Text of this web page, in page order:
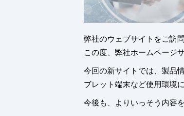
弊社のウェブサイトをご訪
この度、弊社ホームページ
今回の新サイトでは、製品
ブレット端末など使用環境
今後も、よりいっそう内容